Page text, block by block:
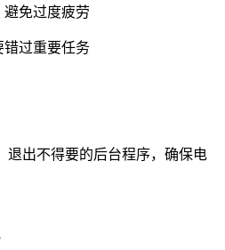
免过度疲劳
错过重要任务
退出不得要的后台程序，确保电